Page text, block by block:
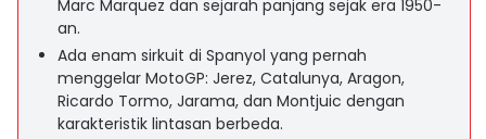
Marc Marquez dan sejarah panjang sejak era 1950-
an.
Ada enam sirkuit di Spanyol yang pernah
menggelar MotoGP: Jerez, Catalunya, Aragon,
Ricardo Tormo, Jarama, dan Montjuic dengan
karakteristik lintasan berbeda.